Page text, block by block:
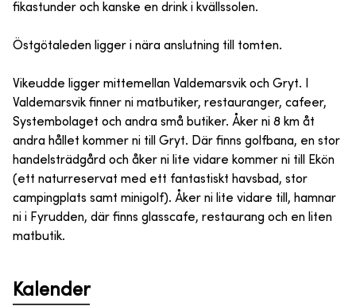
fikastunder och kanske en drink i kvällssolen.
Östgötaleden ligger i nära anslutning till tomten.
Vikeudde ligger mittemellan Valdemarsvik och Gryt. I
Valdemarsvik finner ni matbutiker, restauranger, cafeer,
Systembolaget och andra små butiker. Åker ni 8 km åt
andra hållet kommer ni till Gryt. Där finns golfbana, en stor
handelsträdgård och åker ni lite vidare kommer ni till Ekön
(ett naturreservat med ett fantastiskt havsbad, stor
campingplats samt minigolf). Åker ni lite vidare till, hamnar
ni i Fyrudden, där finns glasscafe, restaurang och en liten
matbutik.
Kalender